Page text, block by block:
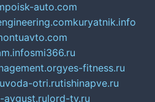
poisk-auto.com
kuryatnik.info
smi366.ru
yes-fitness.ru
voda-otri.rutishinapve.ru
avgust.rulord-tv.ru